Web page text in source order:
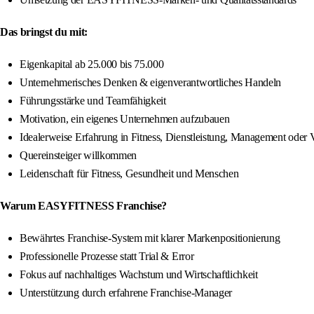
Das bringst du mit:
Eigenkapital ab 25.000 bis 75.000
Unternehmerisches Denken & eigenverantwortliches Handeln
Führungsstärke und Teamfähigkeit
Motivation, ein eigenes Unternehmen aufzubauen
Idealerweise Erfahrung in Fitness, Dienstleistung, Management oder
Quereinsteiger willkommen
Leidenschaft für Fitness, Gesundheit und Menschen
Warum EASYFITNESS Franchise?
Bewährtes Franchise-System mit klarer Markenpositionierung
Professionelle Prozesse statt Trial & Error
Fokus auf nachhaltiges Wachstum und Wirtschaftlichkeit
Unterstützung durch erfahrene Franchise-Manager